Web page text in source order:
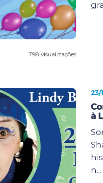
798 visualizações
23/
à
n...